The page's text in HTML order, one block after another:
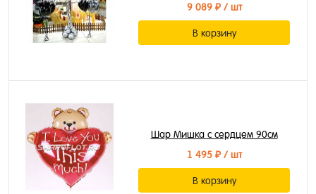
9 089 ₽/ шт
В корзину
Шар Мишка с сердцем 90см
1 495 ₽/ шт
В корзину